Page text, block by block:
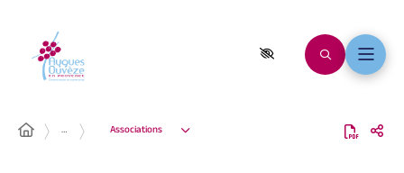
… Associations